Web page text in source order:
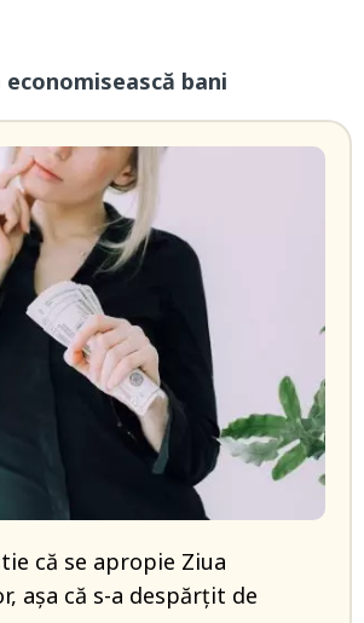
bani
că se apropie Ziua
așa că s-a despărțit de